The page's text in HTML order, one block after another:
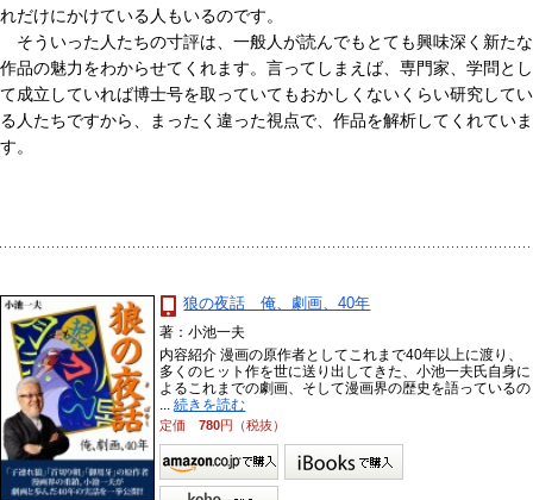
れだけにかけている人もいるのです。
そういった人たちの寸評は、一般人が読んでもとても興味深く新たな
作品の魅力をわからせてくれます。言ってしまえば、専門家、学問とし
て成立していれば博士号を取っていてもおかしくないくらい研究してい
る人たちですから、まったく違った視点で、作品を解析してくれていま
す。
狼の夜話 俺、劇画、40年
著：小池一夫
内容紹介 漫画の原作者としてこれまで40年以上に渡り、
多くのヒット作を世に送り出してきた、小池一夫氏自身に
よるこれまでの劇画、そして漫画界の歴史を語っているの
...続きを読む
定価780円（税抜）